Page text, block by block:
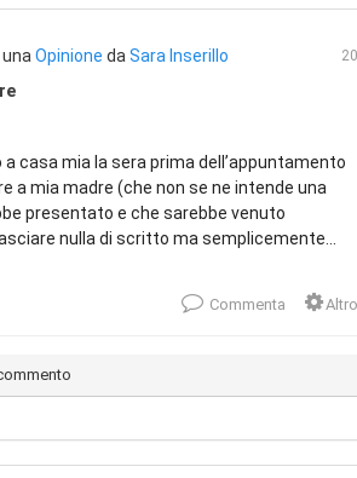
Opinione da Sara Inserillo
casa mia la sera prima dell’appuntamento
a mia madre (che non se ne intende una
presentato e che sarebbe venuto
nulla di scritto ma semplicemente...
Commenta Altro